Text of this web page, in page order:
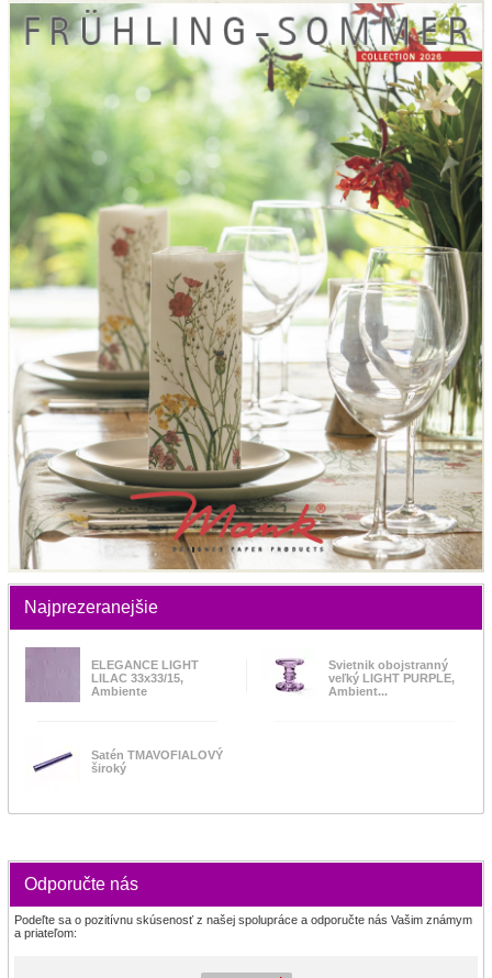
Najprezeranejšie
ELEGANCE LIGHT
LILAC 33x33/15,
Ambiente
Svietnik obojstranný
veľký LIGHT PURPLE,
Ambient...
Satén TMAVOFIALOVÝ
široký
Odporučte nás
Podeľte sa o pozitívnu skúsenosť z našej spolupráce a odporučte nás Vašim známym
a priateľom: